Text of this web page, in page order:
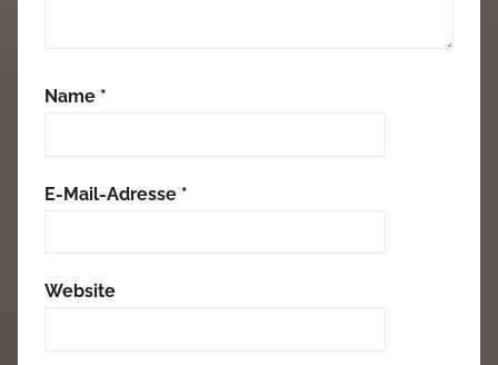
Name *
E-Mail-Adresse *
Website